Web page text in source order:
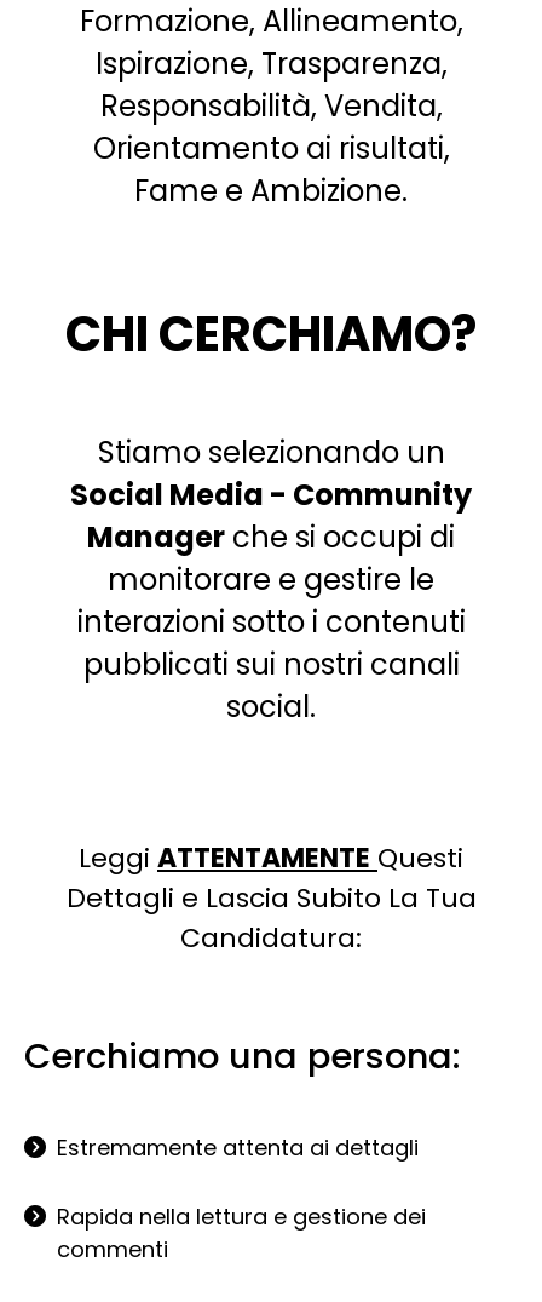
Formazione, Allineamento,
Ispirazione, Trasparenza,
Responsabilità, Vendita,
Orientamento ai risultati,
Fame e Ambizione.
CHI CERCHIAMO?
Stiamo selezionando un
Social Media - Community
Manager che si occupi di
monitorare e gestire le
interazioni sotto i contenuti
pubblicati sui nostri canali
social.
Leggi ATTENTAMENTE Questi
Dettagli e Lascia Subito La Tua
Candidatura:
Cerchiamo una persona:
Estremamente attenta ai dettagli
Rapida nella lettura e gestione dei
commenti